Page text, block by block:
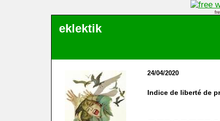
eklektik
24/04/2020
Indice de liberté de